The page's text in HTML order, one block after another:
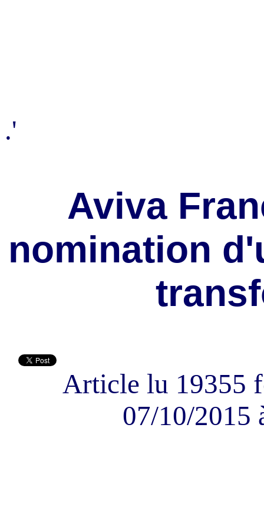
.'
Aviva
nomination
Article lu 19355
07/10/2015